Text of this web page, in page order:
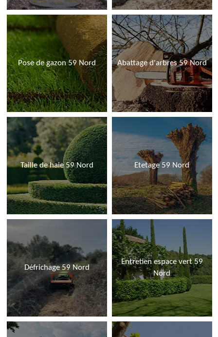
Pose de gazon 59 Nord Abattage d'arbres 59 Nord
Taille de haie 59 Nord Etetage 59 Nord
Défrichage 59 Nord
Entretien espace vert 59
Nord